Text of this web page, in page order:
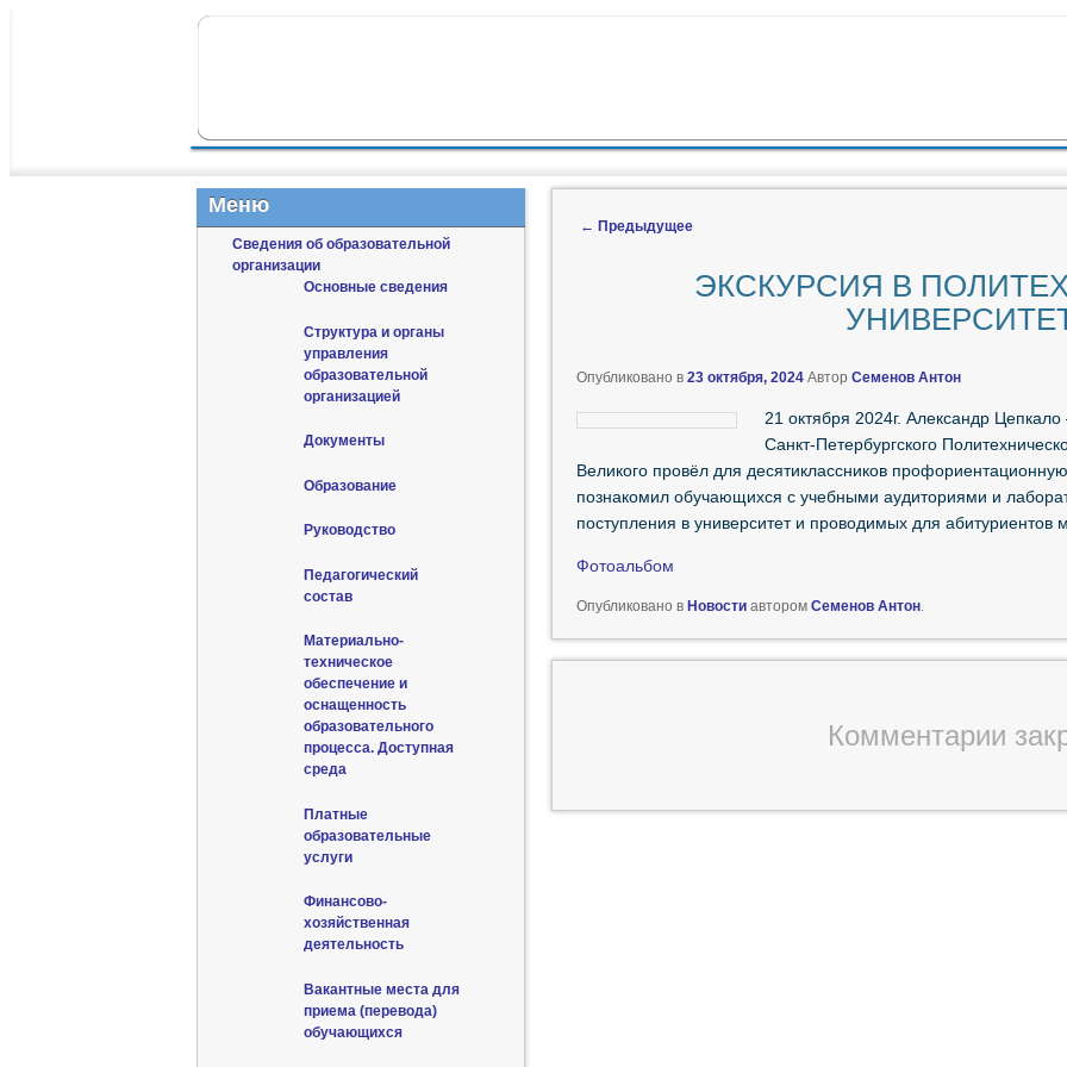
ГЛАВНОЕ МЕНЮ
← Предыдущее
ЭКСКУРСИЯ В
Опубликовано в 23 октября, 2024 Автор Семенов Антон
21 октября 2024г. Александр
Санкт-Петербургского
Великого провёл для десятиклассников
познакомил обучающихся с учебными аудиториями и
поступления в университет и проводимых для
Фотоальбом
Опубликовано в Новостиавтором Семенов Антон.
Комментарии
Меню
Сведения об образовательной
организации
Основные сведения
Структура и органы
управления
образовательной
организацией
Документы
Образование
Руководство
Педагогический
состав
Материально-
техническое
обеспечение и
оснащенность
образовательного
процесса. Доступная
среда
Платные
образовательные
услуги
Финансово-
хозяйственная
деятельность
Вакантные места для
приема (перевода)
обучающихся